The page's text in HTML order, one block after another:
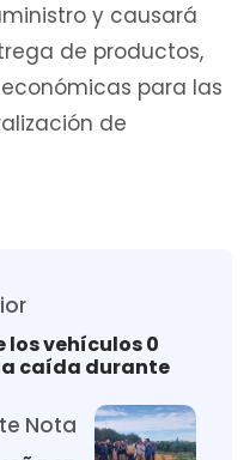
y causará
de productos,
para las
de
los vehículos 0
caída durante
Nota